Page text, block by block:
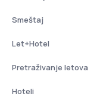
Smeštaj
Let+Hotel
Pretraživanje letova
Hoteli